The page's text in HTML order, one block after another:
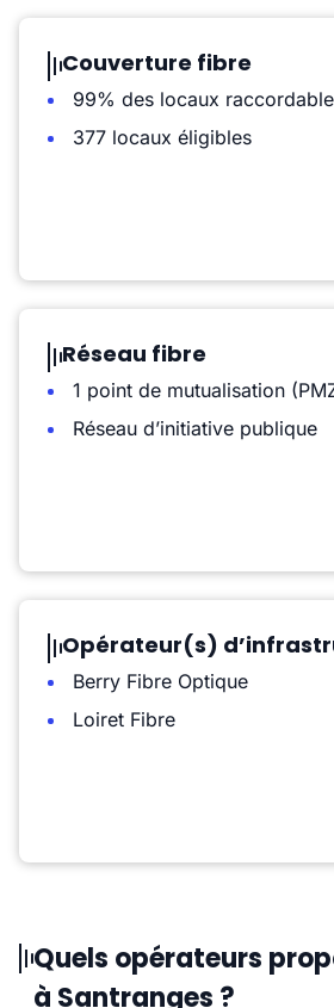
Couverture fibre
99% des locaux
377 locaux éligibles
Réseau fibre
1 point de mutualisation
Réseau d’initiative publique
Opérateur(s)
Berry Fibre Optique
Loiret Fibre
Quels opérateurs
à Santranges ?